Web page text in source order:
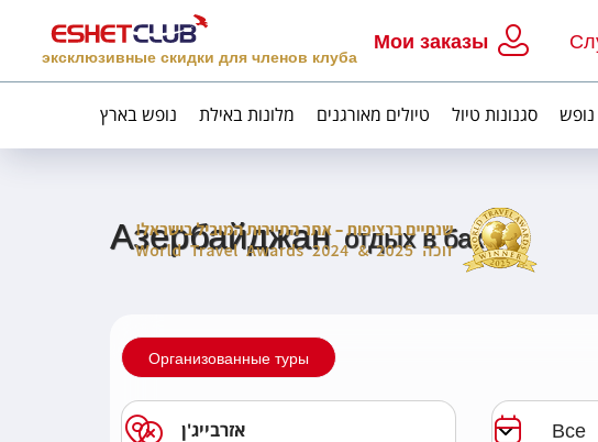
Мои заказы
эксклюзивные скидки для членов клуба
נופש בארץ מלונות באילת טיולים מאורגנים סגנונות טיול נופש
Азербайджан отдых в баку
Организованные туры